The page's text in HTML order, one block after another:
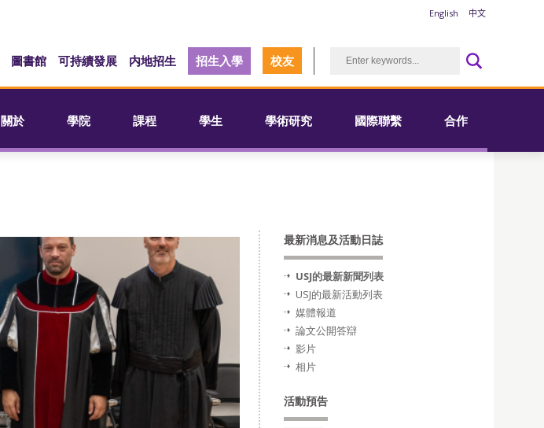
English 中文
圖書館 可持續發展 内地招生 招生入學 校友
關於 學院 課程 學生 學術研究 國際聯繫 合作
最新消息及活動日誌
USJ的最新新聞列表
USJ的最新活動列表
媒體報道
論文公開答辯
影片
相片
活動預告